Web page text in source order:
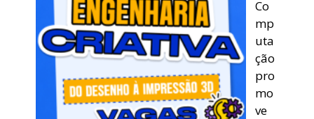
Co
mp
uta
ção
pro
mo
ve